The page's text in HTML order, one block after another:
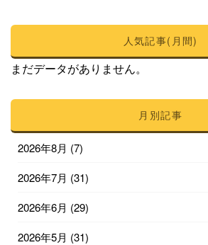
人気記事(月間)
まだデータがありません。
月別記事
2026年8月 (7)
2026年7月 (31)
2026年6月 (29)
2026年5月 (31)